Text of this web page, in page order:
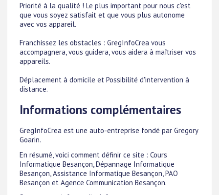
Priorité à la qualité ! Le plus important pour nous c'est
que vous soyez satisfait et que vous plus autonome
avec vos appareil.
Franchissez les obstacles : GregInfoCrea vous
accompagnera, vous guidera, vous aidera à maîtriser vos
appareils.
Déplacement à domicile et Possibilité d'intervention à
distance.
Informations complémentaires
GregInfoCrea est une auto-entreprise fondé par Gregory
Goarin.
En résumé, voici comment définir ce site : Cours
Informatique Besançon, Dépannage Informatique
Besançon, Assistance Informatique Besançon, PAO
Besançon et Agence Communication Besançon.